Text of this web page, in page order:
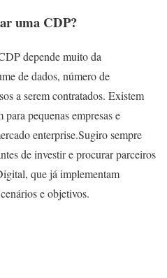
uma CDP?
depende muito da
de dados, número de
a serem contratados. Existem
pequenas empresas e
enterprise.Sugiro sempre
de investir e procurar parceiros
que já implementam
e objetivos.